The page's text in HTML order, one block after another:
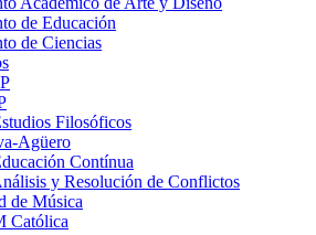
de Educación
de Ciencias
Filosóficos
Agüero
Contínua
y Resolución de Conflictos
de Música
Católica